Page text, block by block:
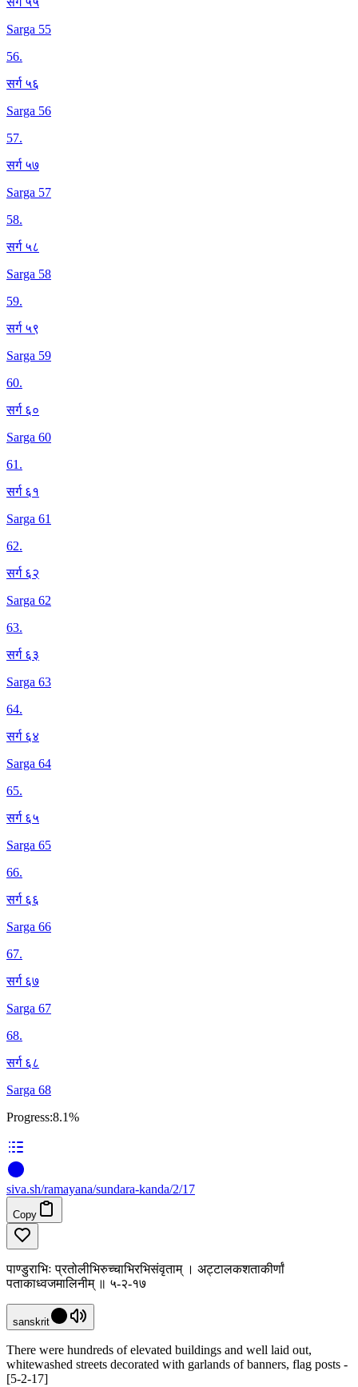
Sarga 55
56.
सर्ग ५६
Sarga 56
57.
सर्ग ५७
Sarga 57
58.
सर्ग ५८
Sarga 58
59.
सर्ग ५९
Sarga 59
60.
सर्ग ६०
Sarga 60
61.
सर्ग ६१
Sarga 61
62.
सर्ग ६२
Sarga 62
63.
सर्ग ६३
Sarga 63
64.
सर्ग ६४
Sarga 64
65.
सर्ग ६५
Sarga 65
66.
सर्ग ६६
Sarga 66
67.
सर्ग ६७
Sarga 67
68.
सर्ग ६८
Sarga 68
Progress:8.1%
siva.sh/ramayana/sundara-kanda/2/17
Copy
पाण्डुराभिः प्रतोलीभिरुच्चाभिरभिसंवृताम् । अट्टालकशताकीर्णां
पताकाध्वजमालिनीम् ॥ ५-२-१७
sanskrit
There were hundreds of elevated buildings and well laid out,
whitewashed streets decorated with garlands of banners, flag posts -
[5-2-17]